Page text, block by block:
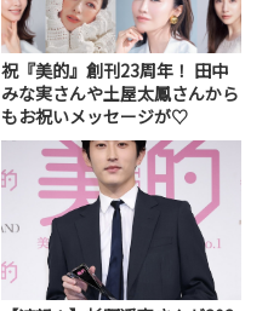
祝『美的』創刊23周年！ 田中
みな実さんや土屋太鳳さんから
もお祝いメッセージが♡